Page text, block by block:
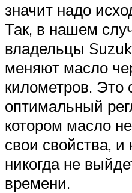
значит надо
Так, в нашем
владельцы
меняют масло
километров. Это
оптимальный
котором масло
свои свойства, и
никогда не
времени.